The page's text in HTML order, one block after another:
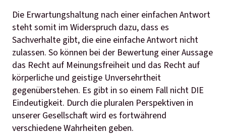
Die Erwartungshaltung nach einer einfachen Antwort
steht somit im Widerspruch dazu, dass es
Sachverhalte gibt, die eine einfache Antwort nicht
zulassen. So können bei der Bewertung einer Aussage
das Recht auf Meinungsfreiheit und das Recht auf
körperliche und geistige Unversehrtheit
gegenüberstehen. Es gibt in so einem Fall nicht DIE
Eindeutigkeit. Durch die pluralen Perspektiven in
unserer Gesellschaft wird es fortwährend
verschiedene Wahrheiten geben.